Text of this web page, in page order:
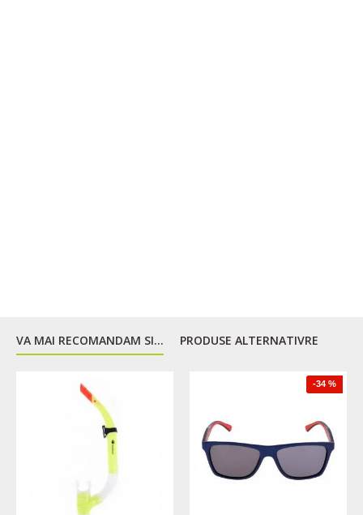
VA MAI RECOMANDAM SI... PRODUSE ALTERNATIVRE
-34 %